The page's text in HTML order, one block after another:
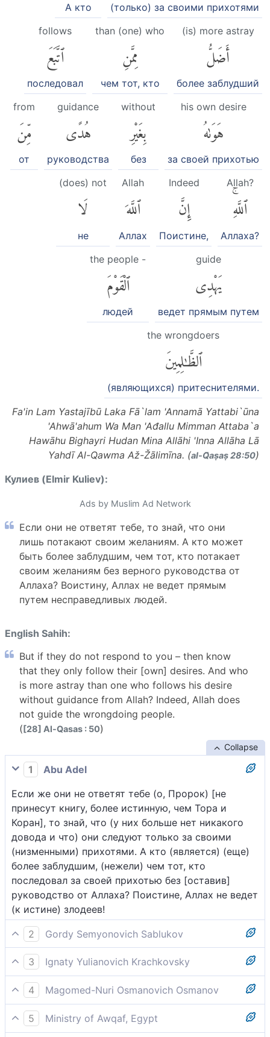
(только) за своими прихотями
А кто
(is) more astray
أَضَلُّ
более заблудший
than (one) who
مِمَّنِ
чем тот, кто
follows
ٱتَّبَعَ
последовал
his own desire
هَوَىٰهُ
за своей прихотью
without
بِغَيْرِ
без
guidance
هُدًى
руководства
from
مِّنَ
от
Allah?
ٱللَّهِۚ
Аллаха?
Indeed
إِنَّ
Поистине,
Allah
ٱللَّهَ
Аллах
(does) not
لَا
не
guide
يَهْدِى
ведет прямым путем
the people -
ٱلْقَوْمَ
людей
the wrongdoers
ٱلظَّٰلِمِينَ
(являющихся) притеснителями.
Fa'in Lam Yastajībū Laka Fā`lam 'Annamā Yattabi`ūna
'Ahwā'ahum Wa Man 'Ađallu Mimman Attaba`a
Hawāhu Bighayri Hudan Mina Allāhi 'Inna Allāha Lā
Yahdī Al-Qawma Až-Žālimīna. (al-Q̈aṣaṣ 28:50)
Кулиев (Elmir Kuliev):
Ads by Muslim Ad Network
Если они не ответят тебе, то знай, что они
лишь потакают своим желаниям. А кто может
быть более заблудшим, чем тот, кто потакает
своим желаниям без верного руководства от
Аллаха? Воистину, Аллах не ведет прямым
путем несправедливых людей.
English Sahih:
But if they do not respond to you – then know
that they only follow their [own] desires. And who
is more astray than one who follows his desire
without guidance from Allah? Indeed, Allah does
not guide the wrongdoing people.
([28] Al-Qasas : 50)
Collapse
1
Abu Adel
Если же они не ответят тебе (о, Пророк) [не
принесут книгу, более истинную, чем Тора и
Коран], то знай, что (у них больше нет никакого
довода и что) они следуют только за своими
(низменными) прихотями. А кто (является) (еще)
более заблудшим, (нежели) чем тот, кто
последовал за своей прихотью без [оставив]
руководство от Аллаха? Поистине, Аллах не ведет
(к истине) злодеев!
2
Gordy Semyonovich Sablukov
Если они не дали тебе на это ответа, то знай, что
они следуют только своим прихотям. Но не тот ли
в самом крайнем заблуждении, кто последует
своей прихоти, не имея руководительства от
Бога? Истинно, Бог не руководитель людям
злочестивым.
3
Ignaty Yulianovich Krachkovsky
Если же они не ответят тебе, то знай, что они
следуют только за своими страстями. А кто более
сбит с пути, чем тот, кто последовал за своей
страстью без руководства от Аллаха? Поистине,
4
Magomed-Nuri Osmanovich Osmanov
Если они не ответят тебе, то знай, что они
повинуются только своим [низменным] страстям.
5
Ministry of Awqaf, Egypt